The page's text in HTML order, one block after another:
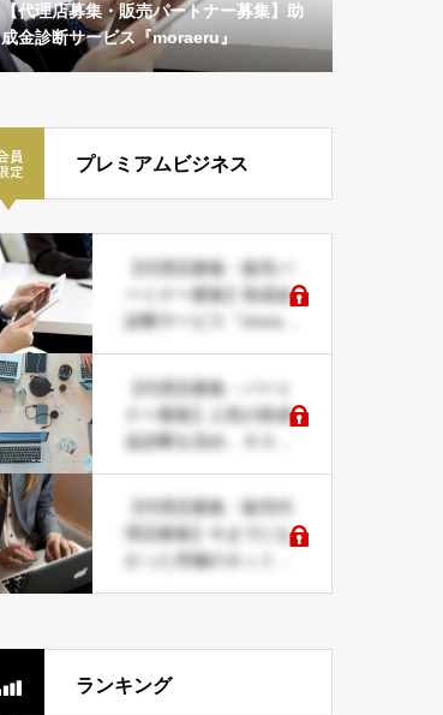
【代理店募集・販売パートナー募集】助
成金診断サービス『moraeru』
プレミアムビジネス
【代理店募集・販売パ
ートナー募集】助成金
診断サービス『moraer
【代理店募集・パート
ナー募集】人気の助成
金診断を含め、６０種
をまとめて取り扱い可
能な ＪＤネットパート
ナー募集
【代理店募集・販売代
理店募集】今までにな
かった究極のネットシ
ランキング